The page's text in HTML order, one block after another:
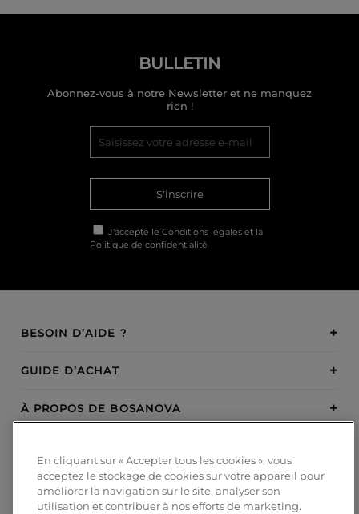
BULLETIN
Abonnez-vous à notre Newsletter et ne manquez
rien !
S'inscrire
J'accepte le Conditions légales et la
Politique de confidentialité
BESOIN D’AIDE ?
GUIDE D’ACHAT
À PROPOS DE BOSANOVA
MODES DE PAIEMENT
En cliquant sur « Accepter tous les cookies », vous
acceptez le stockage de cookies sur votre appareil pour
améliorer la navigation sur le site, analyser son
utilisation et contribuer à nos efforts de marketing.